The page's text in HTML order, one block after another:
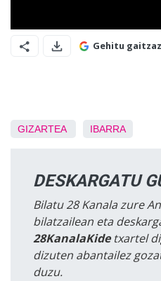
Gehitu
GIZARTEA IBARRA
DESKARGATU
Bilatu 28 Kanala zure
bilatzailean eta
28KanalaKidetxartel
dizuten abantailez
duzu.